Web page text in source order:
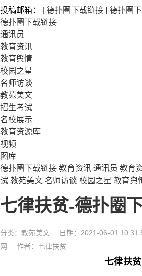
投稿邮箱： | 德扑圈下载链接 德扑圈
德扑圈下载链接
通讯员
教育资讯
教育舆情
校园之星
名师访谈
教苑美文
招生考试
名校展示
教育资源库
视频
图库
德扑圈下载链接 教育资讯 通讯员 教育
试 教苑美文 名师访谈 校园之星 教育舆
七律扶贫-德扑圈
分类： 教苑美文 日期：2021-06-01
网
作者：七律扶贫
七律扶贫